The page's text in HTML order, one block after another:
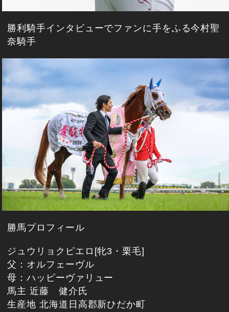
勝利騎手インタビューでファンに手をふる今村聖
奈騎手
勝馬プロフィール
ジュウリョクピエロ[牝3・栗毛]
父：オルフェーヴル
母：ハッピーヴァリュー
馬主 近藤 健介氏
生産地 北海道日高郡新ひだか町